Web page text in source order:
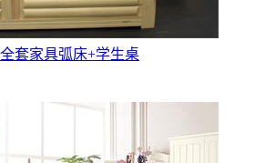
套家具弧床+学生桌